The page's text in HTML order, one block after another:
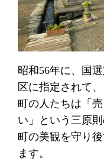
昭和56年に、国
区に指定されて、
町の人たちは「
い」という三原則
町の美観を守り
ます。